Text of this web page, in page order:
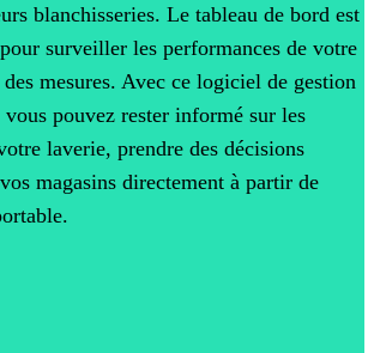
blanchisseries. Le tableau de bord est
surveiller les performances de votre
mesures. Avec ce logiciel de gestion
vous pouvez rester informé sur les
laverie, prendre des décisions
magasins directement à partir de